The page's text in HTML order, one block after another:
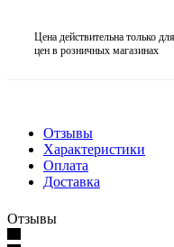
Цена действительна только
цен в розничных магазинах
Отзывы
Характеристики
Оплата
Доставка
Отзывы